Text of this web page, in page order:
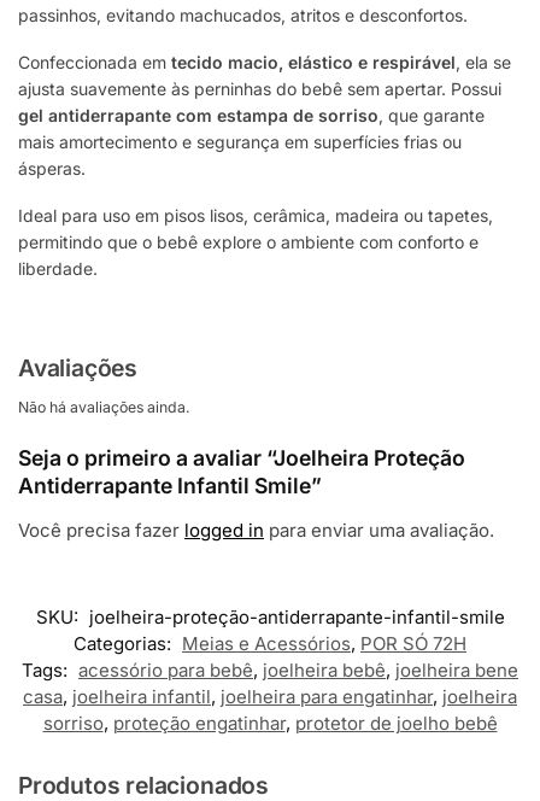
passinhos, evitando machucados, atritos e desconfortos.
Confeccionada em tecido macio, elástico e respirável, ela se
ajusta suavemente às perninhas do bebê sem apertar. Possui
gel antiderrapante com estampa de sorriso, que garante
mais amortecimento e segurança em superfícies frias ou
ásperas.
Ideal para uso em pisos lisos, cerâmica, madeira ou tapetes,
permitindo que o bebê explore o ambiente com conforto e
liberdade.
Avaliações
Não há avaliações ainda.
Seja o primeiro a avaliar “Joelheira Proteção
Antiderrapante Infantil Smile”
Você precisa fazer logged in para enviar uma avaliação.
SKU: joelheira-proteção-antiderrapante-infantil-smile
Categorias: Meias e Acessórios, POR SÓ 72H
Tags: acessório para bebê, joelheira bebê, joelheira bene
casa, joelheira infantil, joelheira para engatinhar, joelheira
sorriso, proteção engatinhar, protetor de joelho bebê
Produtos relacionados